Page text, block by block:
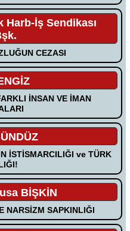
Harb-İş Sendikası
CEZASI
İNSAN VE İMAN
İSTİSMARCILIĞI ve TÜRK
BİŞKİN
NARSİZM SAPKINLIĞI